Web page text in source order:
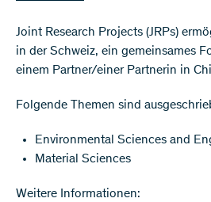
​Joint Research Projects (JRPs)
in der Schweiz, ein gemeinsames
einem Partner/einer Partnerin in
Folgende Themen sind
Environmental Sciences and
Material Sciences
Weitere Informationen: